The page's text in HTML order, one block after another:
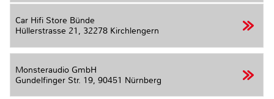
Car Hifi Store Bünde
Hüllerstrasse 21, 32278 Kirchlengern
Monsteraudio GmbH
Gundelfinger Str. 19, 90451 Nürnberg